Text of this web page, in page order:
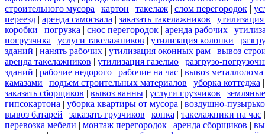
строительного мусора | картон | такелаж | слом перегородок |
переезд | аренда самосвала | заказать такелажников |
коробки | погрузка | снос перегородок | аренда рабочих |
погрузчика | услуги такелажников | утилизация колонки |
зданий | нанять рабочих | утилизация оконных рам | вывоз
аренда такелажников | утилизация газелью | разгрузо-
зданий | рабочие недорого | рабочие на час | вывоз металлолома
камазами | подъем строительных материалов | уборка коттеджа
заказать сборщиков | вывоз ванны | услуги грузчиков |
гипсокартона | уборка квартиры от мусора | воздушно-
вывоз батарей | заказать грузчиков | копка | такелажники на час
перевозка мебели | монтаж перегородок | аренда сборщиков |